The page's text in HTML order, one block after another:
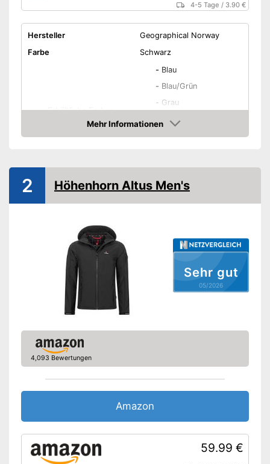
4-5 Tage / 3.90 €
Hersteller
Geographical Norway
Farbe
Schwarz
Erhältliche Farben
- Blau
- Blau/Grün
- Grau
Grün/Schwarz
- Orange
Erhältliche Größen
S - 7XL
Material
Polyester
Reißverschluss,
Wasserabweisend
Wärmeisolation
Seitentaschen
Brusttasche
Reißverschluss-Taschen
Taschen
Mehr Informationen
Amazon
Sehr gut
05/2026
2 Höhenhorn Altus Men's
4,093 Bewertungen
Amazon
59.99 €